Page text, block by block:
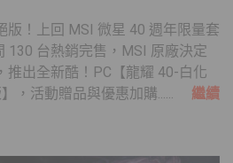
版！上回 MSI 微星 40 週年限量套
130 台熱銷完售，MSI 原廠決定
推出全新酷！PC【龍耀 40-白化
，活動贈品與優惠加購...... 繼續